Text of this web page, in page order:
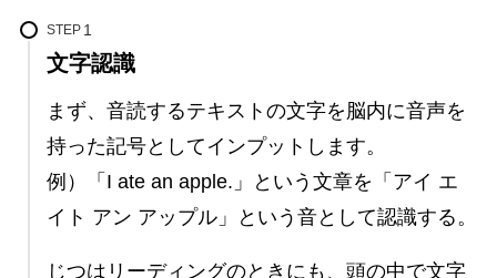
STEP
文字認識
まず、音読するテキストの文字を脳内に音声を
持った記号としてインプットします。
例）「I ate an apple.」という文章を「アイ エ
イト アン アップル」という音として認識する。
じつはリーディングのときにも、頭の中で文字